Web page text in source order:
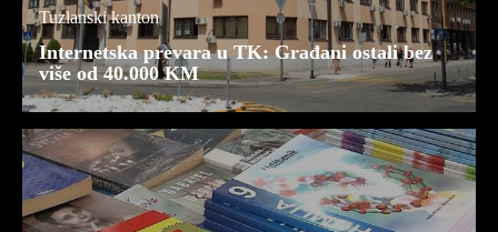
Tuzlanski kanton
Internetska prevara u TK: Građani ostali bez
više od 40.000 KM